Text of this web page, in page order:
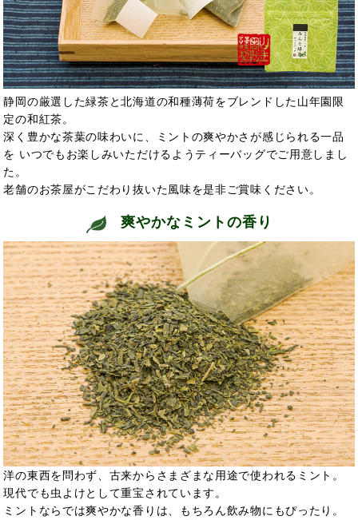
静岡の厳選した緑茶と北海道の和種薄荷をブレンドした山年園限
定の和紅茶。
深く豊かな茶葉の味わいに、ミントの爽やかさが感じられる一品
を いつでもお楽しみいただけるようティーバッグでご用意しまし
た。
老舗のお茶屋がこだわり抜いた風味を是非ご賞味ください。
爽やかなミントの香り
洋の東西を問わず、古来からさまざまな用途で使われるミント。
現代でも虫よけとして重宝されています。
ミントならでは爽やかな香りは、もちろん飲み物にもぴったり。